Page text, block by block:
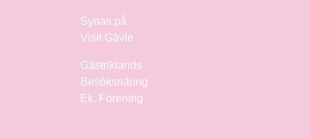
Synas på
Visit Gävle
Gästriklands
Besöksnäring
Ek. Förening